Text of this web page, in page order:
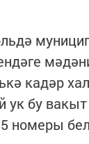
кадәр
ук бу
номеры